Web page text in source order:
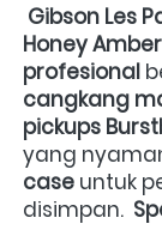
Gibson Les
Honey Amber
profesional
cangkang
pickups
yang
case untuk
disimpan.